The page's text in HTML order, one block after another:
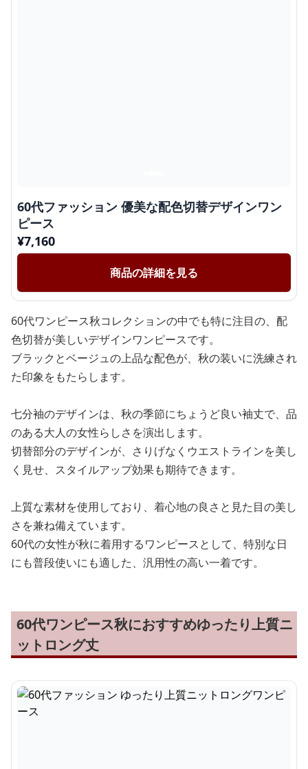
60代ファッション 優美な配色切替デザインワン
ピース
¥7,160
商品の詳細を見る
60代ワンピース秋コレクションの中でも特に注目の、配
色切替が美しいデザインワンピースです。
ブラックとベージュの上品な配色が、秋の装いに洗練され
た印象をもたらします。
七分袖のデザインは、秋の季節にちょうど良い袖丈で、品
のある大人の女性らしさを演出します。
切替部分のデザインが、さりげなくウエストラインを美し
く見せ、スタイルアップ効果も期待できます。
上質な素材を使用しており、着心地の良さと見た目の美し
さを兼ね備えています。
60代の女性が秋に着用するワンピースとして、特別な日
にも普段使いにも適した、汎用性の高い一着です。
60代ワンピース秋におすすめゆったり上質ニ
ットロング丈